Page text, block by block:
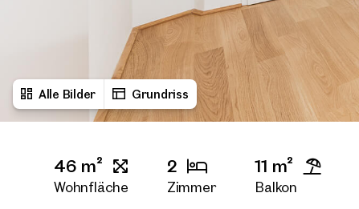
Alle Bilder Grundriss
46 m²
Wohnfläche
2
Zimmer
11 m²
Balkon